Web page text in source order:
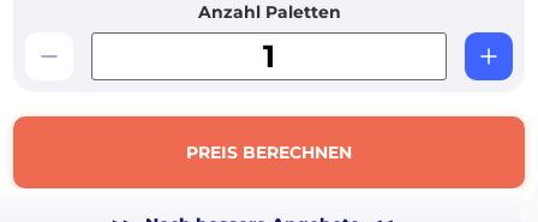
Anzahl Paletten
PREIS BERECHNEN